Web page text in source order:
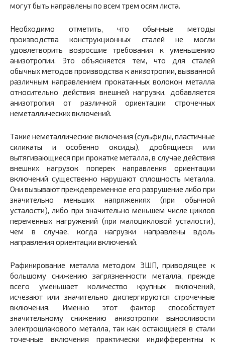
могут быть направлены по всем трем осям листа.
Необходимо отметить, что обычные методы
производства конструкционных сталей не могли
удовлетворить возросшие требования к уменьшению
анизотропии. Это объясняется тем, что для сталей
обычных методов производства к анизотропии, вызванной
различным направлением прокатанных волокон металла
относительно действия внешней нагрузки, добавляется
анизотропия от различной ориентации строчечных
неметаллических включений.
Такие неметаллические включения (сульфиды, пластичные
силикаты и особенно оксиды), дробящиеся или
вытягивающиеся при прокатке металла, в случае действия
внешних нагрузок поперек направления ориентации
включений существенно нарушают сплошность металла.
Они вызывают преждевременное его разрушение либо при
значительно меньших напряжениях (при обычной
усталости), либо при значительно меньшем числе циклов
переменных нагружений (при малоцикловой усталости),
чем в случае, когда нагрузки направлены вдоль
направления ориентации включений.
Рафинирование металла методом ЭШП, приводящее к
большому снижению загрязненности металла, прежде
всего уменьшает количество крупных включений,
исчезают или значительно диспергируются строчечные
включения. Именно этот фактор способствует
значительному снижению анизотропии выносливости
электрошлакового металла, так как остающиеся в стали
точечные включения практически индифферентны к